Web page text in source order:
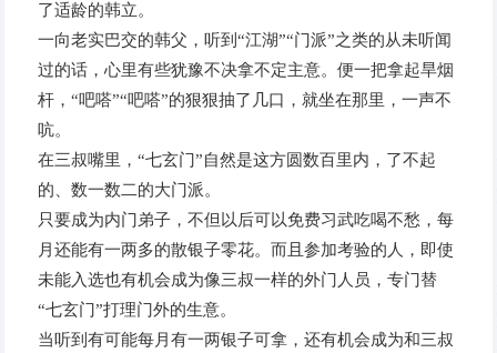
了适龄的韩立。
一向老实巴交的韩父，听到“江湖”“门派”之类的从未听闻
过的话，心里有些犹豫不决拿不定主意。便一把拿起旱烟
杆，“吧嗒”“吧嗒”的狠狠抽了几口，就坐在那里，一声不
吭。
在三叔嘴里，“七玄门”自然是这方圆数百里内，了不起
的、数一数二的大门派。
只要成为内门弟子，不但以后可以免费习武吃喝不愁，每
月还能有一两多的散银子零花。而且参加考验的人，即使
未能入选也有机会成为像三叔一样的外门人员，专门替
“七玄门”打理门外的生意。
当听到有可能每月有一两银子可拿，还有机会成为和三叔